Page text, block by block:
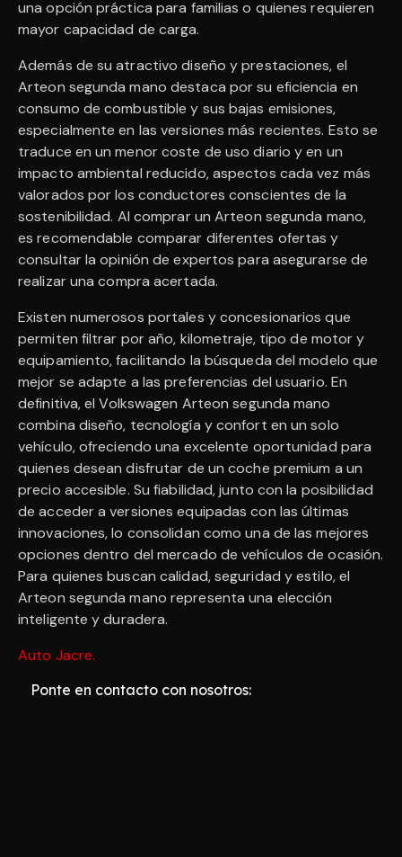
una opción práctica para familias o quienes requieren
mayor capacidad de carga.
Además de su atractivo diseño y prestaciones, el
Arteon segunda mano destaca por su eficiencia en
consumo de combustible y sus bajas emisiones,
especialmente en las versiones más recientes. Esto se
traduce en un menor coste de uso diario y en un
impacto ambiental reducido, aspectos cada vez más
valorados por los conductores conscientes de la
sostenibilidad. Al comprar un Arteon segunda mano,
es recomendable comparar diferentes ofertas y
consultar la opinión de expertos para asegurarse de
realizar una compra acertada.
Existen numerosos portales y concesionarios que
permiten filtrar por año, kilometraje, tipo de motor y
equipamiento, facilitando la búsqueda del modelo que
mejor se adapte a las preferencias del usuario. En
definitiva, el Volkswagen Arteon segunda mano
combina diseño, tecnología y confort en un solo
vehículo, ofreciendo una excelente oportunidad para
quienes desean disfrutar de un coche premium a un
precio accesible. Su fiabilidad, junto con la posibilidad
de acceder a versiones equipadas con las últimas
innovaciones, lo consolidan como una de las mejores
opciones dentro del mercado de vehículos de ocasión.
Para quienes buscan calidad, seguridad y estilo, el
Arteon segunda mano representa una elección
inteligente y duradera.
Auto Jacre.
Ponte en contacto con nosotros: